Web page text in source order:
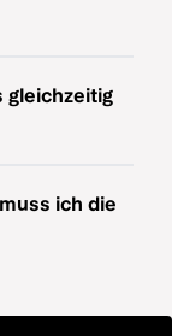
gleichzeitig
ich die